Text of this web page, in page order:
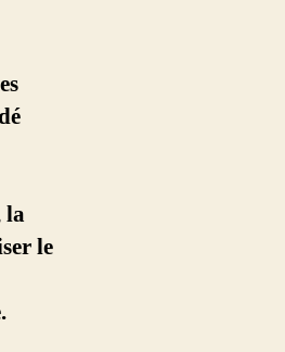
la
le